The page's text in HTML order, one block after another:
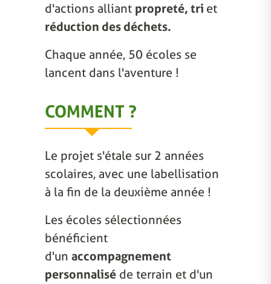
d'actions alliant propreté, tri et
réduction des déchets.
Chaque année, 50 écoles se
lancent dans l'aventure !
COMMENT ?
Le projet s'étale sur 2 années
scolaires, avec une labellisation
à la fin de la deuxième année !
Les écoles sélectionnées
bénéficient
d'un accompagnement
personnalisé de terrain et d'un